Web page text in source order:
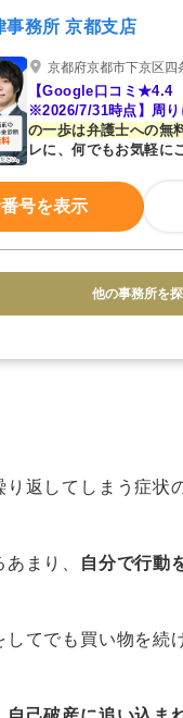
事務所 京都支店
京都府京都市下京区四条通室町東
【Google口コミ
※2026/7/31時点】周り
の一歩は弁護士への無
レに、何でもお気軽に
号を表示
他の事務所を
返してしまう症状
まり、 自分で行動
てでも買い物を続